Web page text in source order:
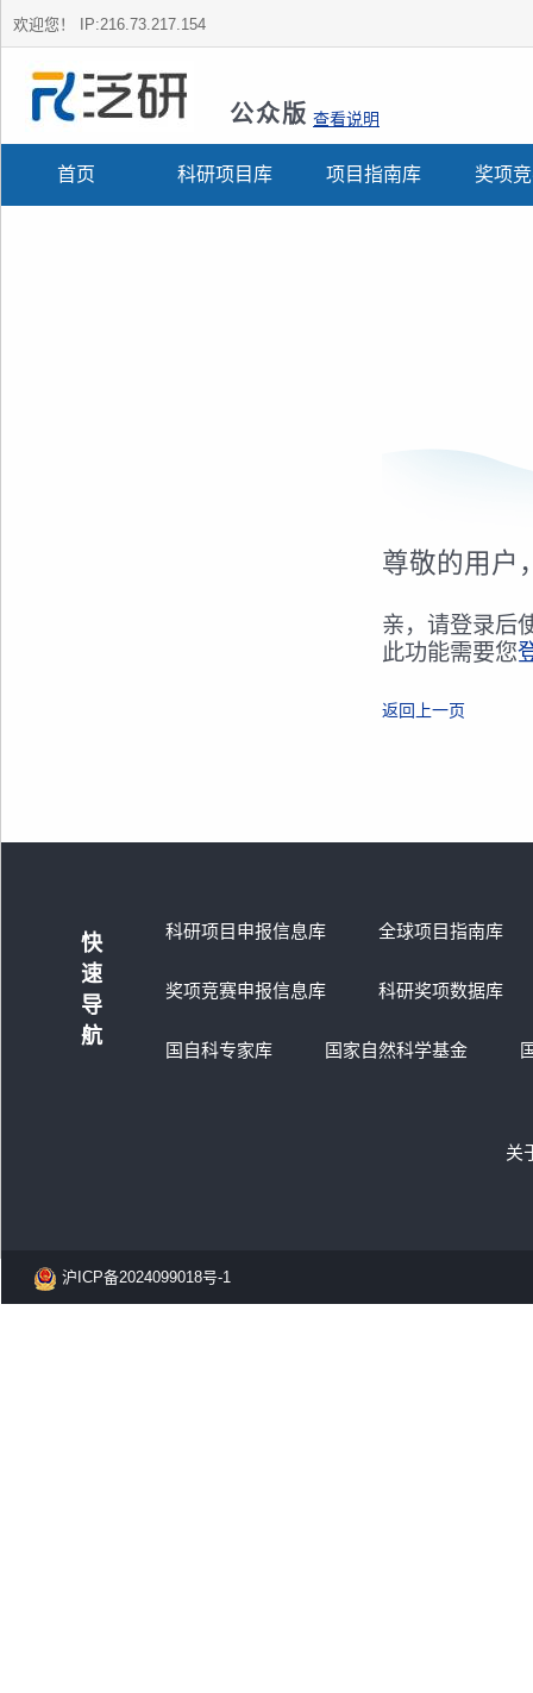
欢迎您！ IP:216.73.217.154
公众版 查看说明
首页 科研项目库 项目指南库 奖项
尊敬的用户
亲，请登录后
此功能需要您
返回上一页
快
速
导
航
科研项目申报信息库 全球项目指南库
奖项竞赛申报信息库 科研奖项数据库
国自科专家库 国家自然科学基金
关
沪ICP备2024099018号-1